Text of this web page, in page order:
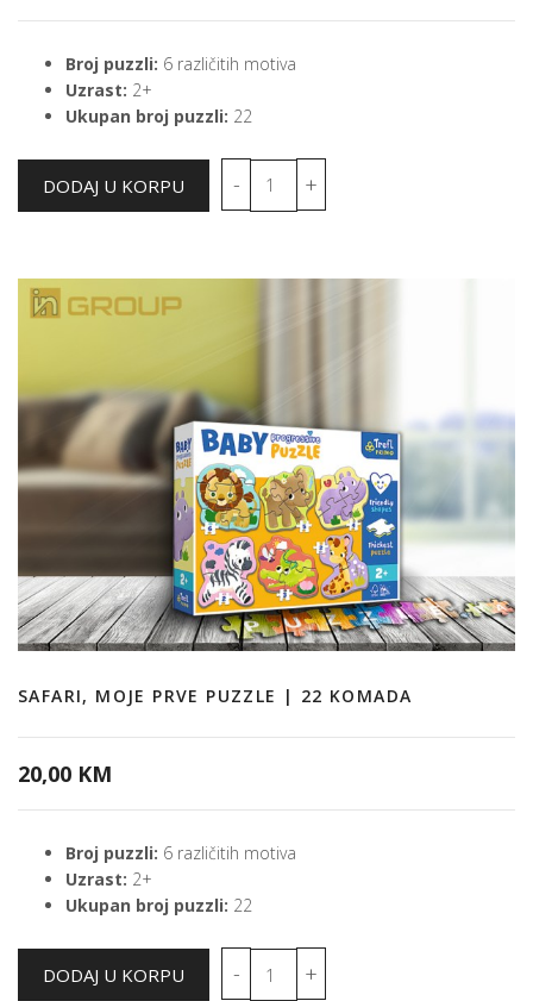
Broj puzzli: 6 različitih motiva
Uzrast: 2+
Ukupan broj puzzli: 22
SAFARI, MOJE PRVE PUZZLE | 22 KOMADA
20,00 KM
Broj puzzli: 6 različitih motiva
Uzrast: 2+
Ukupan broj puzzli: 22